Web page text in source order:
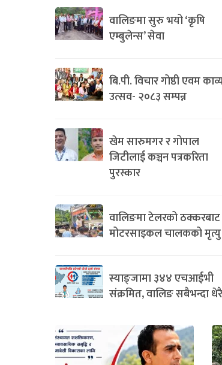
वालिङमा सुरु भयो ‘कृषि
एम्बुलेन्स’ सेवा
बि.पी. विचार गोष्ठी एवम
उत्सव- २०८३ सम्पन्न
खेम सारुमगर र गोपाल
जिटीलाई कञ्चन पत्रकरिता
पुरस्कार
वालिङमा टेलरको ठक्करबाट
मोटरसाइकल चालकको मृत्यु
स्याङ्जामा ३४४ एचआईभी
संक्रमित, वालिङ सबैभन्दा धेरै